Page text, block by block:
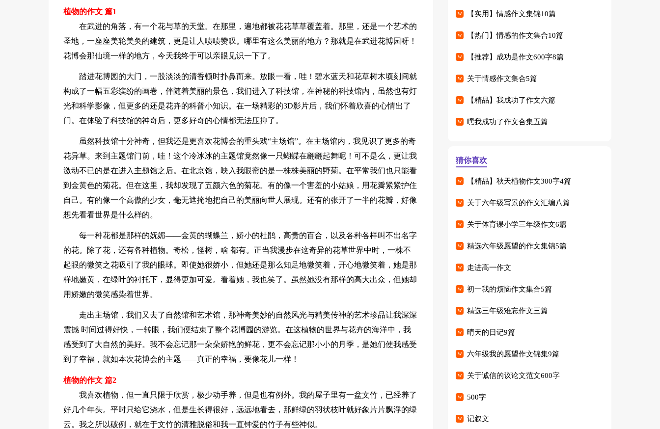
植物的作文 篇1
在武进的角落，有一个花与草的天堂。在那里，遍地都被花花草草覆盖着。那里，还是一个艺术的
圣地，一座座美轮美奂的建筑，更是让人啧啧赞叹。哪里有这么美丽的地方？那就是在武进花博园呀！
花博会那仙境一样的地方，今天我终于可以亲眼见识一下了。
踏进花博园的大门，一股淡淡的清香顿时扑鼻而来。放眼一看，哇！碧水蓝天和花草树木顷刻间就
构成了一幅五彩缤纷的画卷，伴随着美丽的景色，我们进入了科技馆，在神秘的科技馆内，虽然也有灯
光和科学影像，但更多的还是花卉的科普小知识。在一场精彩的3D影片后，我们怀着欣喜的心情出了
门。在体验了科技馆的神奇后，更多好奇的心情都无法压抑了。
虽然科技馆十分神奇，但我还是更喜欢花博会的重头戏“主场馆”。在主场馆内，我见识了更多的奇
花异草。来到主题馆门前，哇！这个冷冰冰的主题馆竟然像一只蝴蝶在翩翩起舞呢！可不是么，更让我
激动不已的是在进入主题馆之后。在北京馆，映入我眼帘的是一株株美丽的野菊。在平常我们也只能看
到金黄色的菊花。但在这里，我却发现了五颜六色的菊花。有的像一个害羞的小姑娘，用花瓣紧紧护住
自己。有的像一个高傲的少女，毫无遮掩地把自己的美丽向世人展现。还有的张开了一半的花瓣，好像
想先看看世界是什么样的。
每一种花都是那样的妩媚——金黄的蝴蝶兰，娇小的杜鹃，高贵的百合，以及各种各样叫不出名字
的花。除了花，还有各种植物。奇松，怪树，啥 都有。正当我漫步在这奇异的花草世界中时，一株不
起眼的微笑之花吸引了我的眼球。即使她很娇小，但她还是那么知足地微笑着，开心地微笑着，她是那
样地嫩黄，在绿叶的衬托下，显得更加可爱。看着她，我也笑了。虽然她没有那样的高大出众，但她却
用娇嫩的微笑感染着世界。
走出主场馆，我们又去了自然馆和艺术馆，那神奇美妙的自然风光与精美传神的艺术珍品让我深深
震撼 时间过得好快，一转眼，我们便结束了整个花博园的游览。在这植物的世界与花卉的海洋中，我
感受到了大自然的美好。我不会忘记那一朵朵娇艳的鲜花，更不会忘记那小小的月季，是她们使我感受
到了幸福，就如本次花博会的主题——真正的幸福，要像花儿一样！
植物的作文 篇2
我喜欢植物，但一直只限于欣赏，极少动手养，但是也有例外。我的屋子里有一盆文竹，已经养了
好几个年头。平时只给它浇水，但是生长得很好，远远地看去，那鲜绿的羽状枝叶就好象片片飘浮的绿
云。我之所以破例，就在于文竹的清雅脱俗和我一直钟爱的竹子有些神似。
【实用】情感作文集锦10篇
【热门】情感的作文集合10篇
【推荐】成功是作文600字8篇
关于情感作文集合5篇
【精品】我成功了作文六篇
嘿我成功了作文合集五篇
猜你喜欢
【精品】秋天植物作文300字4篇
关于六年级写景的作文汇编八篇
关于体育课小学三年级作文6篇
精选六年级愿望的作文集锦5篇
走进高一作文
初一我的烦恼作文集合5篇
精选三年级难忘作文三篇
晴天的日记9篇
六年级我的愿望作文锦集9篇
关于诚信的议论文范文600字
500字
记叙文